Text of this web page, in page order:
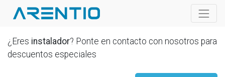
¿Eres instalador? Ponte en contacto con nosotros para
descuentos especiales